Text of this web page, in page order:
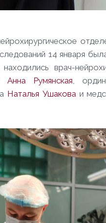
14 января
врач-
Анна Румянская ,
Наталья Ушаковаи